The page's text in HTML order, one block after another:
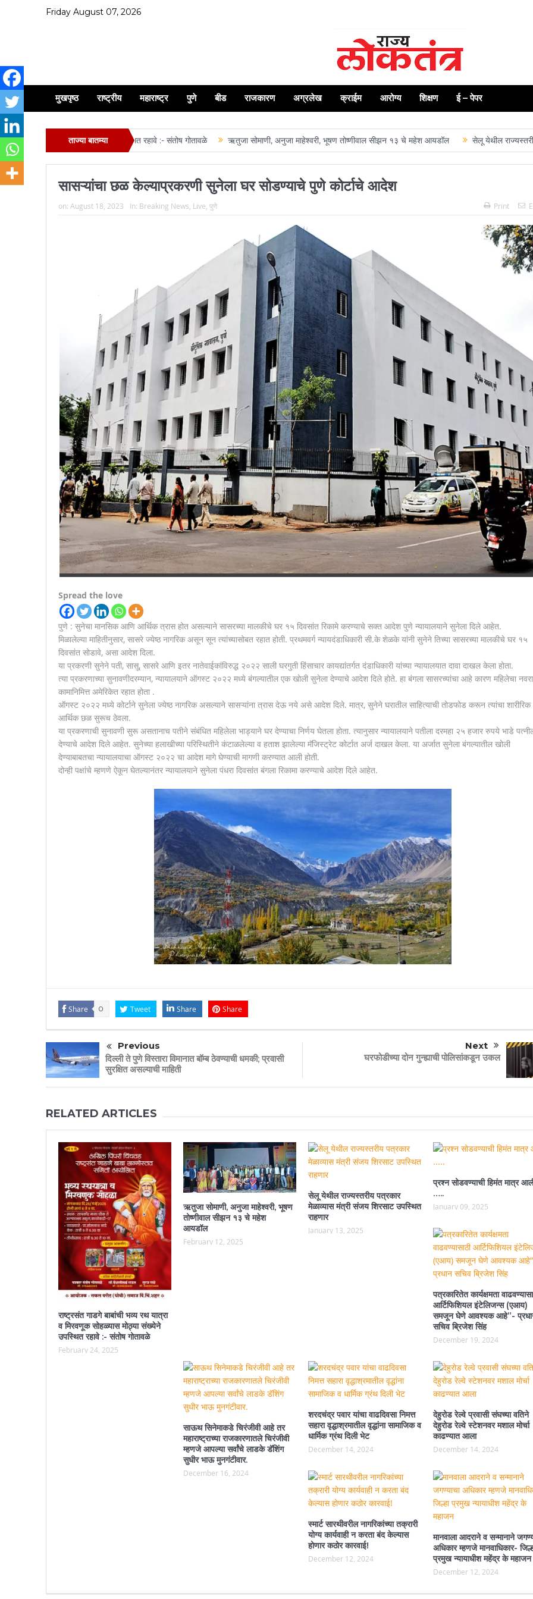
Friday August 07, 2026
मुखपृष्ठ राष्ट्रीय महाराष्ट्र पुणे बीड राजकारण अग्रलेख क्राईम आरोग्य शिक्षण ई – पेपर
ताज्या बातम्या
सोहळ्यास मोठ्या संख्येने उपस्थित रहावे :- संतोष गोतावळे ऋतुजा सोमाणी, अनुजा माहेश्वरी, भूषण तोष्णीवाल सीझन १३ चे महेश आयडॉल सेलू येथील राज्यस्तरीय पत्रकार
सासऱ्यांचा छळ केल्याप्रकरणी सुनेला घर सोडण्याचे पुणे कोर्टाचे आदेश
on: August 18, 2023 In: Breaking News Live पुणे Print
Spread the love
पुणे : सुनेचा मानसिक आणि आर्थिक त्रास होत असल्याने सासरच्या मालकीचे घर १५ दिवसांत रिकामे करण्याचे सक्त आदेश पुणे न्यायालयाने सुनेला दिले आहेत.
मिळालेल्या माहितीनुसार, सासरे ज्येष्ठ नागरिक असून सून त्यांच्यासोबत रहात होती. प्रथमवर्ग न्यायदंडाधिकारी सी.के शेळके यांनी सुनेने तिच्या सासरच्या मालकीचे घर १५
दिवसांत सोडावे, असा आदेश दिला.
या प्रकरणी सुनेने पती, सासू, सासरे आणि इतर नातेवाईकांविरुद्ध २०२२ साली घरगुती हिंसाचार कायद्यांतर्गत दंडाधिकारी यांच्या न्यायालयात दावा दाखल केला होता.
त्या प्रकरणाच्या सुनावणीदरम्यान, न्यायालयाने ऑगस्ट २०२२ मध्ये बंगल्यातील एक खोली सुनेला देण्याचे आदेश दिले होते. हा बंगला सासरच्यांचा आहे कारण महिलेचा नवरा
कामानिमित्त अमेरिकेत रहात होता .
ऑगस्ट २०२२ मध्ये कोर्टाने सुनेला ज्येष्ठ नागरिक असल्याने सासऱ्यांना त्रास देऊ नये असे आदेश दिले. मात्र, सुनेने घरातील साहित्याची तोडफोड करून त्यांचा शारीरिक
आर्थिक छळ सुरूच ठेवला.
या प्रकरणाची सुनावणी सुरू असतानाच पतीने संबंधित महिलेला भाड्याने घर देण्याचा निर्णय घेतला होता. त्यानुसार न्यायालयाने पतीला दरमहा २५ हजार रुपये भाडे
देण्याचे आदेश दिले आहेत. सुनेच्या हलाखीच्या परिस्थितीने कंटाळलेल्या व हताश झालेल्या मॅजिस्ट्रेट कोर्टात अर्ज दाखल केला. या अर्जात सुनेला बंगल्यातील खोली
देण्याबाबतचा न्यायालयाचा ऑगस्ट २०२२ चा आदेश मागे घेण्याची मागणी करण्यात आली होती.
दोन्ही पक्षांचे म्हणणे ऐकून घेतल्यानंतर न्यायालयाने सुनेला पंधरा दिवसांत बंगला रिकामा करण्याचे आदेश दिले आहेत.
Share 0 Tweet Share Share
Previous
दिल्ली ते पुणे विस्तारा विमानात बॉम्ब ठेवण्याची धमकी; प्रवासी
सुरक्षित असल्याची माहिती
Next
घरफोडीच्या दोन गुन्ह्याची पोलिसांकडून उकल
RELATED ARTICLES
राष्ट्रसंत गाडगे बाबांची भव्य रथ यात्रा
व मिरवणूक सोहळ्यास मोठ्या संख्येने
उपस्थित रहावे :- संतोष गोतावळे
February 24, 2025
ऋतुजा सोमाणी, अनुजा माहेश्वरी, भूषण
तोष्णीवाल सीझन १३ चे महेश
आयडॉल
February 12, 2025
सेलू येथील राज्यस्तरीय पत्रकार
मेळाव्यास मंत्री संजय शिरसाट उपस्थित
राहणार
January 13, 2025
प्रश्न सोडवण्याची हिमंत मात्र
…..
January 09, 2025
पत्रकारितेत कार्यक्षमता
आर्टिफिशियल इंटेलिजन्स (एआय)
समजून घेणे आवश्यक आहे”-
सचिव ब्रिजेश सिंह
December 19, 2024
साऊथ सिनेमाकडे चिरंजीवी आहे तर
महाराष्ट्राच्या राजकारणातले चिरंजीवी
म्हणजे आपल्या सर्वांचे लाडके डॅशिंग
सुधीर भाऊ मुनगंटीवार.
December 16, 2024
शरदचंद्र पवार यांचा वाढदिवसा निमत्त
सहारा वृद्धाश्रमातील वृद्धांना सामाजिक व
धार्मिक ग्रंथ दिली भेट
December 14, 2024
देहुरोड रेल्वे प्रवासी संघच्या वतिने
देहुरोड रेल्वे स्टेशनवर मशाल मोर्चा
काढण्यात आला
December 14, 2024
स्मार्ट सारथीवरील नागरिकांच्या तक्रारी
योग्य कार्यवाही न करता बंद केल्यास
होणार कठोर कारवाई!
December 12, 2024
मानवाला आदराने व सन्मानाने
अधिकार म्हणजे मानवाधिकार-
प्रमुख न्यायाधीश महेंद्र के महाजन
December 12, 2024